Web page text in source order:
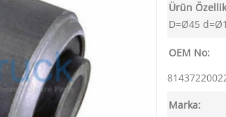
Ürün
D=Ø45
OEM No:
Marka: